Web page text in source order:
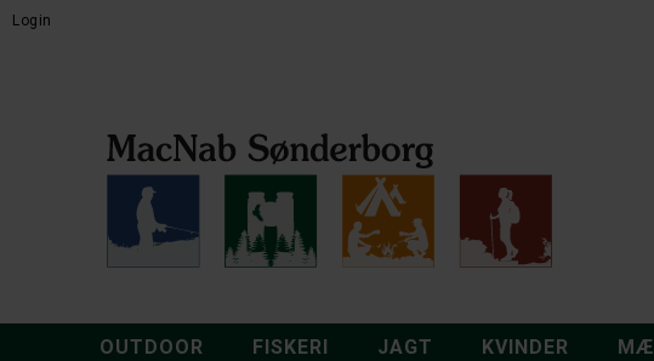
Login
OUTDOOR FISKERI JAGT KVINDER